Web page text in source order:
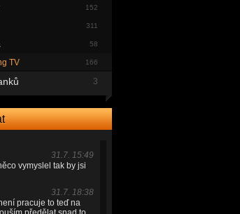
152
311
58
TV 166
3
29.7. 12:02
zjistil ty hlášky z Mafie
kterou to bylo
takže už stré nemůžou
29.7. 17:51
31.7. 15:49
vymyslel tak by jsi
31.7. 18:38
pracuje to teď na